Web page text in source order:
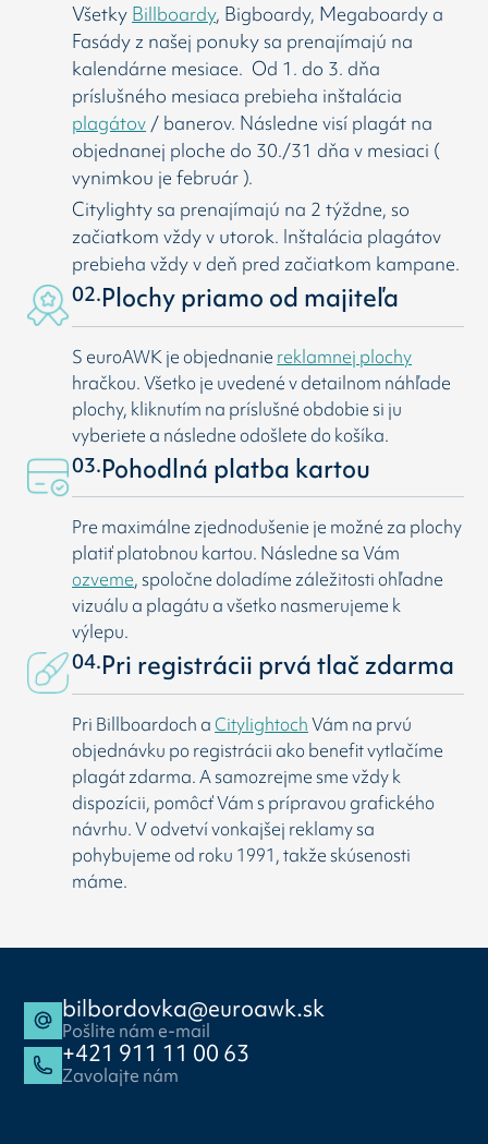
Všetky Billboardy, Bigboardy, Megaboardy a
Fasády z našej ponuky sa prenajímajú na
kalendárne mesiace. Od 1. do 3. dňa
príslušného mesiaca prebieha inštalácia
plagátov / banerov. Následne visí plagát na
objednanej ploche do 30./31 dňa v mesiaci (
vynimkou je február ).
Citylighty sa prenajímajú na 2 týždne, so
začiatkom vždy v utorok. Inštalácia plagátov
prebieha vždy v deň pred začiatkom kampane.
02.Plochy priamo od majiteľa
S euroAWK je objednanie reklamnej plochy
hračkou. Všetko je uvedené v detailnom náhľade
plochy, kliknutím na príslušné obdobie si ju
vyberiete a následne odošlete do košíka.
03.Pohodlná platba kartou
Pre maximálne zjednodušenie je možné za plochy
platiť platobnou kartou. Následne sa Vám
ozveme, spoločne doladíme záležitosti ohľadne
vizuálu a plagátu a všetko nasmerujeme k
výlepu.
04.Pri registrácii prvá tlač zdarma
Pri Billboardoch aCitylightochVám na prvú
objednávku po registrácii ako benefit vytlačíme
plagát zdarma. A samozrejme sme vždy k
dispozícii, pomôcť Vám s prípravou grafického
návrhu. V odvetví vonkajšej reklamy sa
pohybujeme od roku 1991, takže skúsenosti
máme.
bilbordovka@euroawk.sk
Pošlite nám e-mail
+421 911 11 00 63
Zavolajte nám